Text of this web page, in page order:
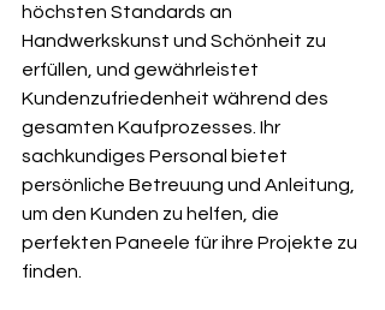
höchsten Standards an
Handwerkskunst und Schönheit zu
erfüllen, und gewährleistet
Kundenzufriedenheit während des
gesamten Kaufprozesses. Ihr
sachkundiges Personal bietet
persönliche Betreuung und Anleitung,
um den Kunden zu helfen, die
perfekten Paneele für ihre Projekte zu
finden.